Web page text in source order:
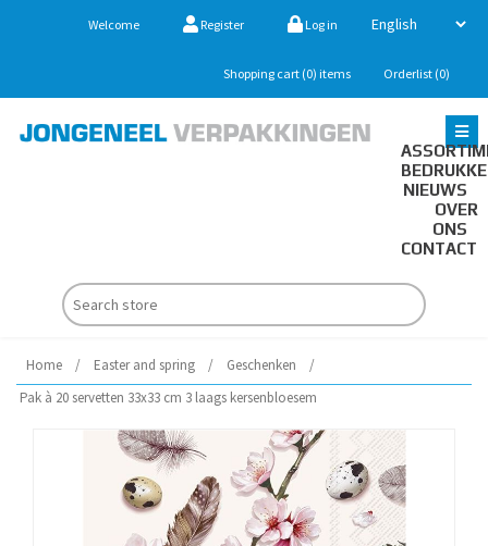
Welcome Register Log in
Shopping cart (0) items Orderlist (0)
NIEUWS
OVER
ONS
CONTACT
Home / Easter and spring / Geschenken
/
Pak à 20 servetten 33x33 cm 3 laags kersenbloesem